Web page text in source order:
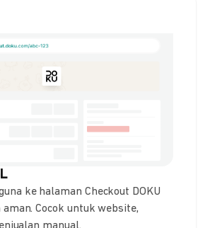
ke halaman Checkout DOKU
Cocok untuk website,